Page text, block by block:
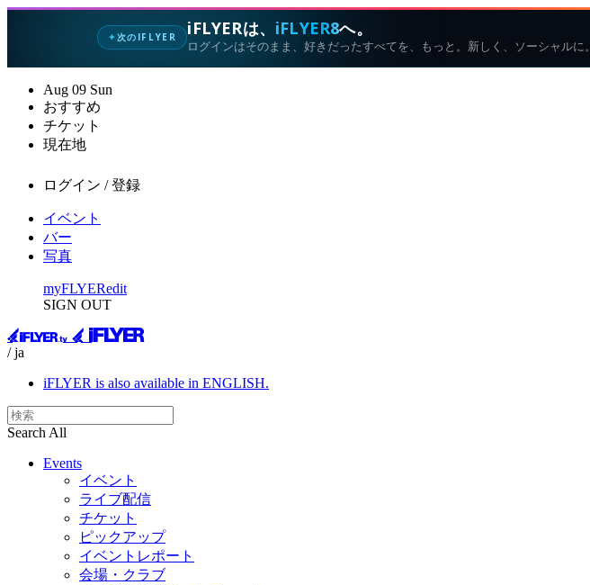
✦次のIFLYER iFLYERは、 iFLYER8へ。
ログインはそのまま、好きだったすべてを、もっと。新しく、ソーシャルに。
Aug 09 Sun
おすすめ
チケット
現在地
ログイン / 登録
イベント
バー
写真
myFLYERedit
SIGN OUT
/ ja
iFLYER is also available in ENGLISH.
Search All
Events
イベント
ライブ配信
チケット
ピックアップ
イベントレポート
会場・クラブ